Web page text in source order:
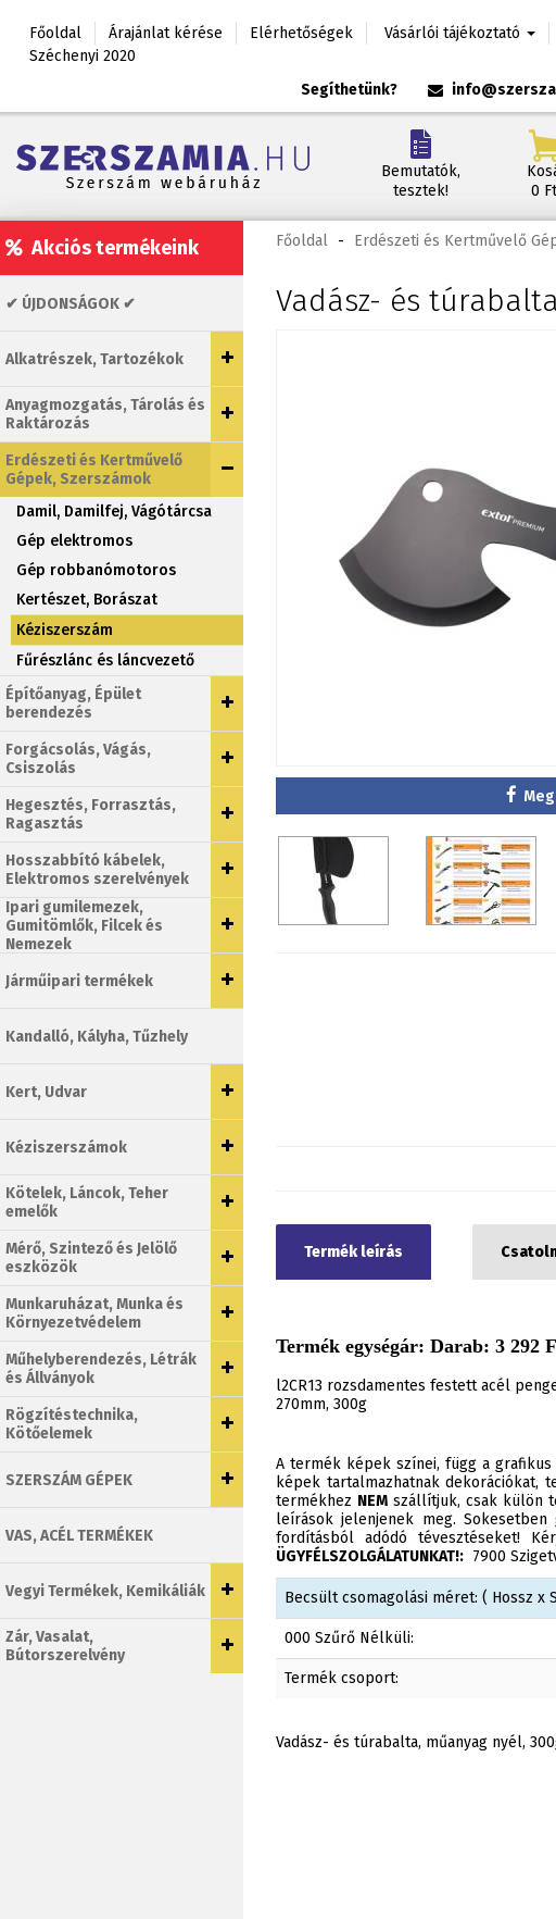
Főoldal Árajánlat kérése Elérhetőségek Vásárlói tájékoztató
Széchenyi 2020
Segíthetünk?
Bemutatók,
tesztek!
0 Ft
Akciós termékeink
✔ ÚJDONSÁGOK ✔
Alkatrészek, Tartozékok
Anyagmozgatás, Tárolás és
Raktározás
Erdészeti és Kertművelő
Gépek, Szerszámok
Damil, Damilfej, Vágótárcsa
Gép elektromos
Gép robbanómotoros
Kertészet, Borászat
Kéziszerszám
Fűrészlánc és láncvezető
Építőanyag, Épület
berendezés
Forgácsolás, Vágás,
Csiszolás
Hegesztés, Forrasztás,
Ragasztás
Hosszabbító kábelek,
Elektromos szerelvények
Ipari gumilemezek,
Gumitömlők, Filcek és
Nemezek
Járműipari termékek
Kandalló, Kályha, Tűzhely
Kert, Udvar
Kéziszerszámok
Kötelek, Láncok, Teher
emelők
Mérő, Szintező és Jelölő
eszközök
Munkaruházat, Munka és
Környezetvédelem
Műhelyberendezés, Létrák
és Állványok
Rögzítéstechnika,
Kötőelemek
SZERSZÁM GÉPEK
VAS, ACÉL TERMÉKEK
Vegyi Termékek, Kemikáliák
Zár, Vasalat,
Bútorszerelvény
Főoldal - Erdészeti és Kertművelő
Vadász- és
Termék leírás
Termék egységár: Darab: 3 292
l2CR13 rozsdamentes festett acél
270mm, 300g
A termék képek színei, függ a
képek tartalmazhatnak dekorációkat,
termékhez NEM szállítjuk, csak külön
leírások jelenjenek meg.
fordításból adódó tévesztéseket!
ÜGYFÉLSZOLGÁLATUNKAT!: 7900
Becsült csomagolási méret: ( Hossz x
000 Szűrő Nélküli:
Termék csoport:
Vadász- és túrabalta, műanyag nyél,